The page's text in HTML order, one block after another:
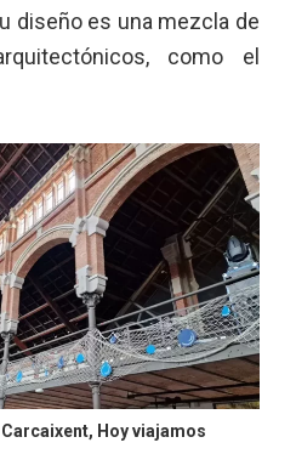
diseño es una mezcla de
como el
Hoy viajamos